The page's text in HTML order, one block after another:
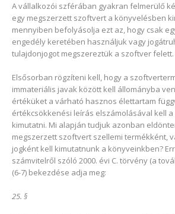
A vállalkozói szférában gyakran felmerülő
egy megszerzett szoftvert a könyvelésben
mennyiben befolyásolja ezt az, hogy csak
engedély keretében használjuk vagy
tulajdonjogot megszereztük a szoftver felett.
Elsősorban rögzíteni kell, hogy a
immateriális javak között kell állományba
értéküket a várható hasznos élettartam
értékcsökkenési leírás elszámolásával kell
kimutatni. Mi alapján tudjuk azonban
megszerzett szoftvert szellemi termékként,
jogként kell kimutatnunk a könyveinkben?
számvitelről szóló 2000. évi C. törvény (a
(6-7) bekezdése adja meg:
25. §